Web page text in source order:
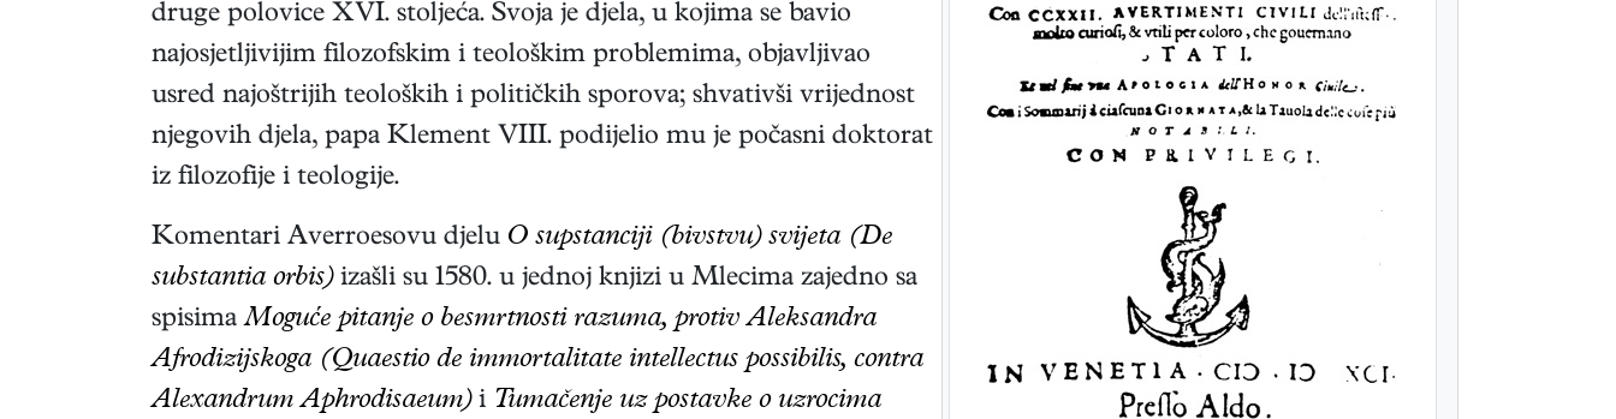
druge polovice XVI. stoljeća. Svoja je djela, u kojima se bavio
najosjetljivijim filozofskim i teološkim problemima, objavljivao
usred najoštrijih teoloških i političkih sporova; shvativši vrijednost
njegovih djela, papa Klement VIII. podijelio mu je počasni doktorat
iz filozofije i teologije.
Komentari Averroesovu djelu O supstanciji (bivstvu) svijeta (De
substantia orbis)izašli su 1580. u jednoj knjizi u Mlecima zajedno sa
spisimaMoguće pitanje o besmrtnosti razuma, protiv Aleksandra
Afrodizijskoga (Quaestio de immortalitate intellectus possibilis, contra
Alexandrum Aphrodisaeum)i Tumačenje uz postavke o uzrocima